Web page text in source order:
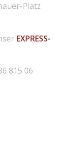
Platz
EXPRESS-
815 06